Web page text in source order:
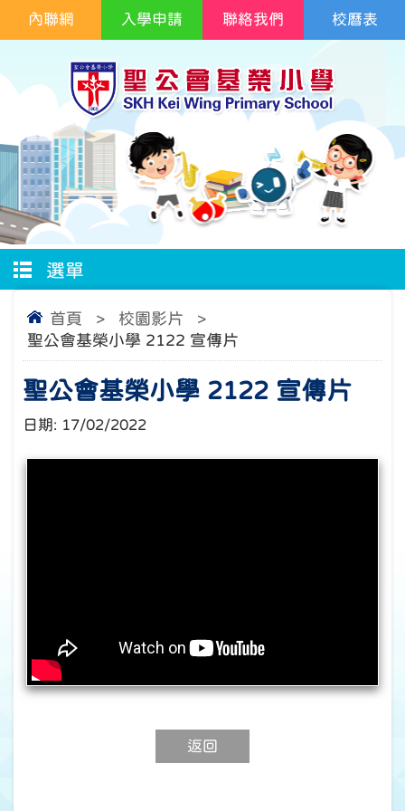
校曆表
內聯網 入學申請 聯絡我們
選單
首頁 > 校園影片
>
聖公會基榮小學 2122 宣傳片
聖公會基榮小學 2122 宣傳片
日期: 17/02/2022
返回